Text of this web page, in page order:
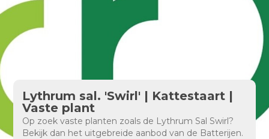
Lythrum sal. 'Swirl' | Kattestaart |
Vaste plant
Op zoek vaste planten zoals de Lythrum Sal Swirl?
Bekijk dan het uitgebreide aanbod van de Batterijen.